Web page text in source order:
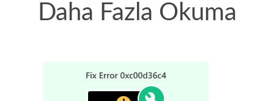
Daha Fazla Okuma